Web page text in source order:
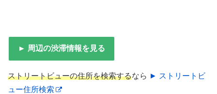
► 周辺の渋滞情報を見る
ストリートビューの住所を検索するなら ► ストリートビ
ュー住所検索